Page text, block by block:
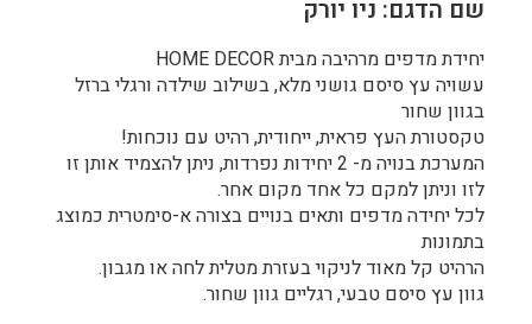
שם הדגם: ניו יורק
יחידת מדפים מרהיבה מבית HOME DECOR
עשויה עץ סיסם גושני מלא, בשילוב שילדה ורגלי ברזל
בגוון שחור
טקסטורת העץ פראית, ייחודית, רהיט עם נוכחות!
המערכת בנויה מ- 2 יחידות נפרדות, ניתן להצמיד אותן זו
לזו וניתן למקם כל אחד מקום אחר.
לכל יחידה מדפים ותאים בנויים בצורה א-סימטרית כמוצג
בתמונות
הרהיט קל מאוד לניקוי בעזרת מטלית לחה או מגבון.
גוון עץ סיסם טבעי, רגליים גוון שחור.